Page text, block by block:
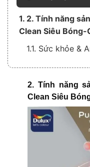
1. 2. Tính năng
Clean Siêu
1.1. Sức khỏe &
2. Tính năng
Clean Siêu